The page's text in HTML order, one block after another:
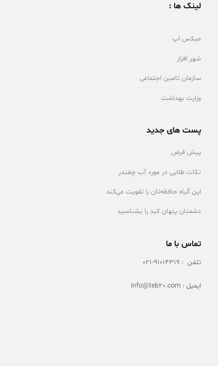
لینک ها :
میکس اپ
شهر افزار
سازمان تامین اجتماعی
وزارت بهداشت
پست های جدید
پیش فرض
نکات طلایی در مورد آب چغندر
این گیاه حافظه‌تان را تقویت می‌کند
دشمنان پنهان کبد را بشناسید
تماس با ما
تلفن : 91014319-021
ایمیل : info@teb20.com